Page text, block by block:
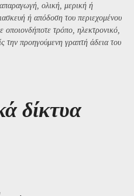
ολική, μερική ή
ή απόδοση του περιεχομένου
οποιονδήποτε τρόπο, ηλεκτρονικό,
την προηγούμενη γραπτή άδεια του
δίκτυα